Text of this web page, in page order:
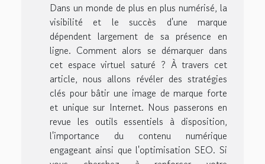
Dans un monde de plus en plus numérisé, la
visibilité et le succès d'une marque
dépendent largement de sa présence en
ligne. Comment alors se démarquer dans
cet espace virtuel saturé ? À travers cet
article, nous allons révéler des stratégies
clés pour bâtir une image de marque forte
et unique sur Internet. Nous passerons en
revue les outils essentiels à disposition,
l'importance du contenu numérique
engageant ainsi que l'optimisation SEO. Si